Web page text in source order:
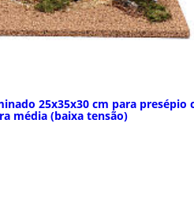
25x35x30 cm para presépio
média (baixa tensão)